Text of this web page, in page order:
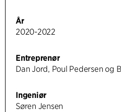
År
2020-2022
Entreprenør
Dan Jord, Poul Pedersen og
Ingeniør
Søren Jensen